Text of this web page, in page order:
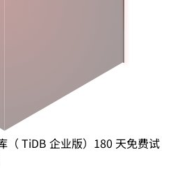
（ TiDB 企业版）180 天免费试